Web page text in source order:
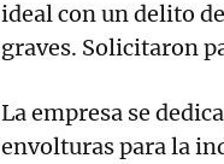
ideal con un delito
graves. Solicitaron
La empresa se
envolturas para la